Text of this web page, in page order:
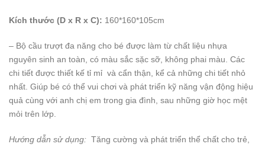
Kích thước (D x R x C): 160*160*105cm
– Bộ cầu trượt đa năng cho bé được làm từ chất liệu nhựa
nguyên sinh an toàn, có màu sắc sặc sỡ, không phai màu. Các
chi tiết được thiết kế tỉ mỉ và cẩn thận, kể cả những chi tiết nhỏ
nhất. Giúp bé có thể vui chơi và phát triển kỹ năng vận động hiệu
quả cùng với anh chị em trong gia đình, sau những giờ học mệt
mỏi trên lớp.
Hướng dẫn sử dụng: Tăng cường và phát triển thể chất cho trẻ,